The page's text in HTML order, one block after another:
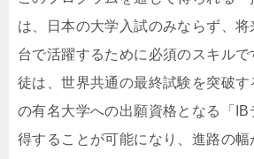
は、日本の大学入試のみならず、
台で活躍するために必須のスキル
徒は、世界共通の最終試験を突破
の有名大学への出願資格となる「IB
得することが可能になり、進路の幅